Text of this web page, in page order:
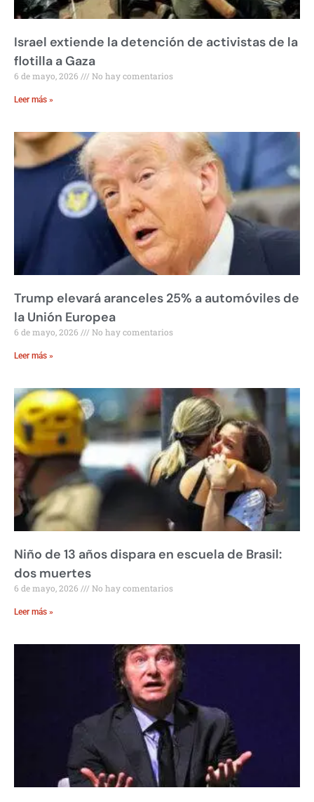
Israel extiende la detención de activistas de la
flotilla a Gaza
6 de mayo, 2026 No hay comentarios
Leer más »
Trump elevará aranceles 25% a automóviles de
la Unión Europea
6 de mayo, 2026 No hay comentarios
Leer más »
Niño de 13 años dispara en escuela de Brasil:
dos muertes
6 de mayo, 2026 No hay comentarios
Leer más »